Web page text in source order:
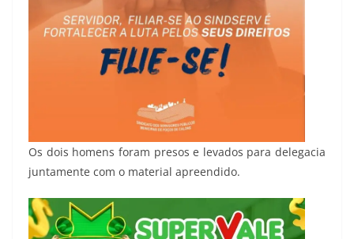
Os dois homens foram presos e levados para delegacia
juntamente com o material apreendido.